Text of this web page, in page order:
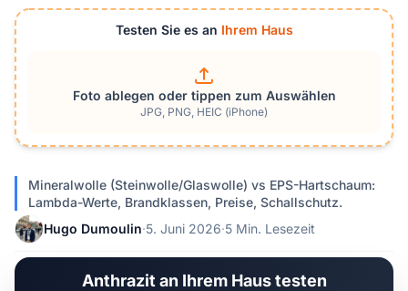
Testen Sie es an Ihrem Haus
Foto ablegen oder tippen zum Auswählen
JPG, PNG, HEIC (iPhone)
Mineralwolle (Steinwolle/Glaswolle) vs EPS-Hartschaum:
Lambda-Werte, Brandklassen, Preise, Schallschutz.
Hugo Dumoulin·5. Juni 2026·5 Min. Lesezeit
Anthrazit an Ihrem Haus testen